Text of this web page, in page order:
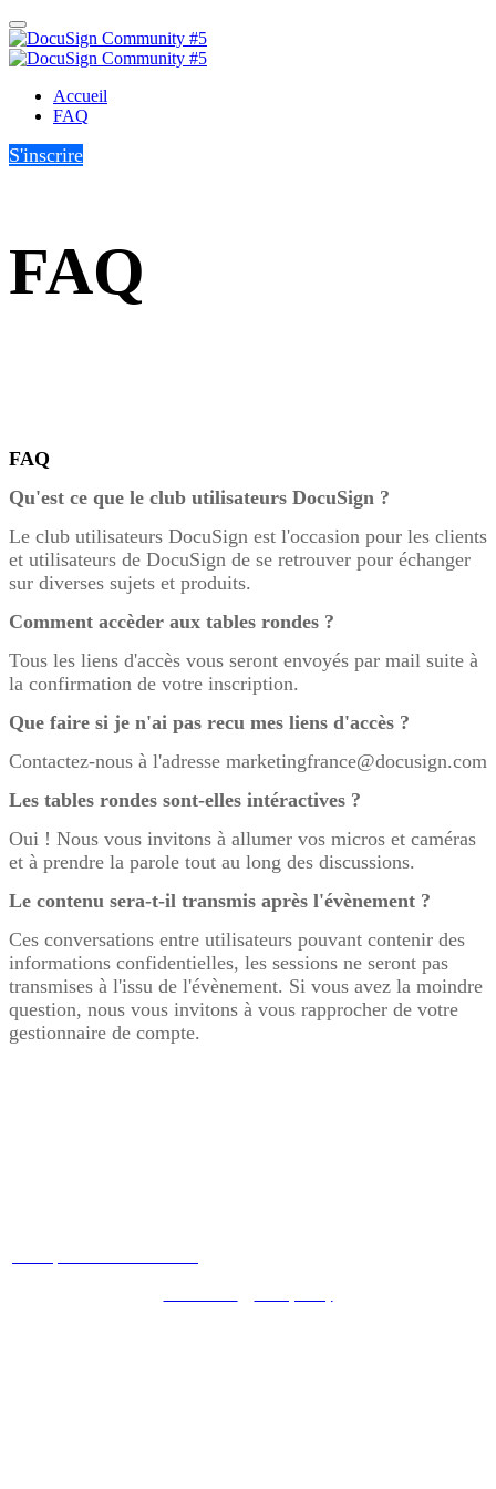
Accueil
FAQ
S'inscrire
FAQ
FAQ
Qu'est ce que le club utilisateurs DocuSign ?
Le club utilisateurs DocuSign est l'occasion pour les clients
et utilisateurs de DocuSign de se retrouver pour échanger
sur diverses sujets et produits.
Comment accèder aux tables rondes ?
Tous les liens d'accès vous seront envoyés par mail suite à
la confirmation de votre inscription.
Que faire si je n'ai pas recu mes liens d'accès ?
Contactez-nous à l'adresse marketingfrance@docusign.com
Les tables rondes sont-elles intéractives ?
Oui ! Nous vous invitons à allumer vos micros et caméras
et à prendre la parole tout au long des discussions.
Le contenu sera-t-il transmis après l'évènement ?
Ces conversations entre utilisateurs pouvant contenir des
informations confidentielles, les sessions ne seront pas
transmises à l'issu de l'évènement. Si vous avez la moindre
question, nous vous invitons à vous rapprocher de votre
gestionnaire de compte.